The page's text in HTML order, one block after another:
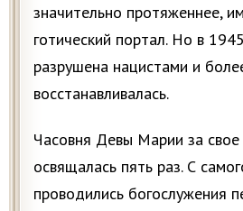
значительно протяженнее,
готический портал. Но в
разрушена нацистами и
восстанавливалась.
Часовня Девы Марии за свое
освящалась пять раз. С
проводились богослужения